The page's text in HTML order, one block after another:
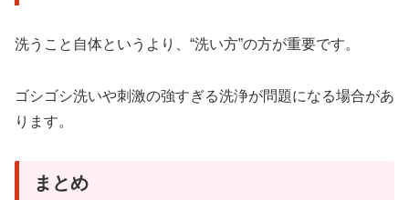
洗うこと自体というより、“洗い方”の方が重要です。
ゴシゴシ洗いや刺激の強すぎる洗浄が問題になる場合があ
ります。
まとめ